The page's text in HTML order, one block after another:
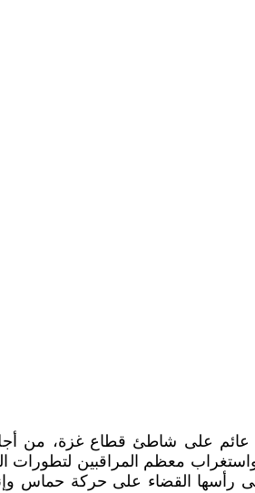
عائم على شاطئ قطاع غزة،
واستغراب معظم المراقبين
رأسها القضاء على حركة حماس